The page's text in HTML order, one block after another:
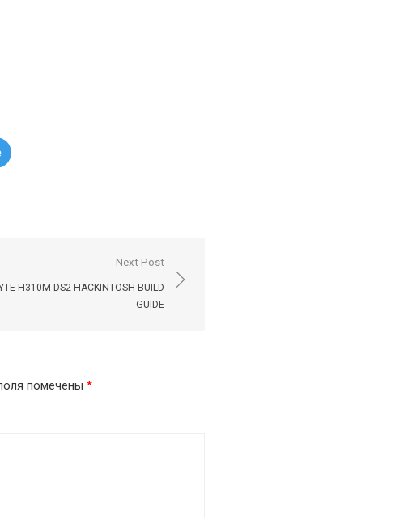
Next Post
H310M DS2 HACKINTOSH BUILD
GUIDE
помечены *